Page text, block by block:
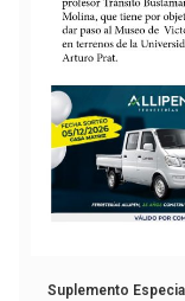
Suplemento